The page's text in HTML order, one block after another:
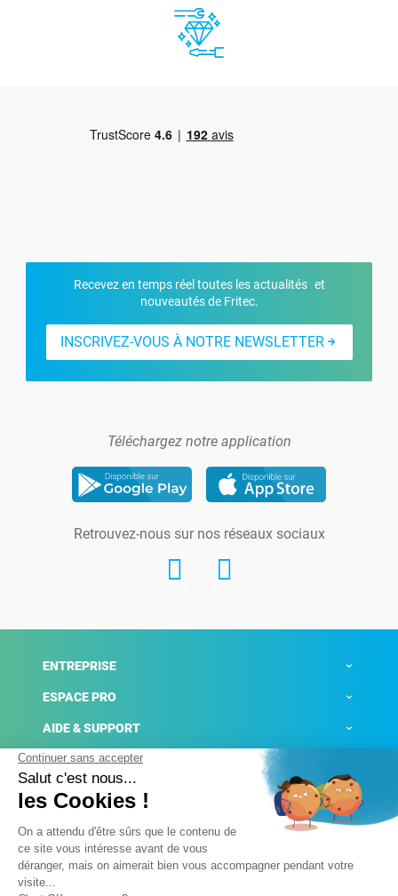
Recevez en temps réel toutes les actualités et
nouveautés de Fritec.
INSCRIVEZ-VOUS À NOTRE NEWSLETTER
Téléchargez notre application
Retrouvez-nous sur nos réseaux sociaux
ENTREPRISE
ESPACE PRO
AIDE & SUPPORT
ACTUALITÉS
Mentions légales